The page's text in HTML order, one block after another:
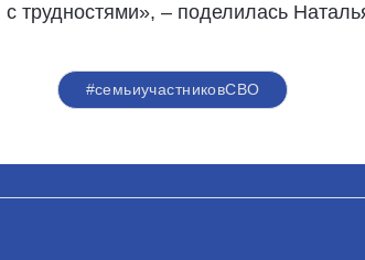
трудностями», – поделилась
#семьиучастниковСВО